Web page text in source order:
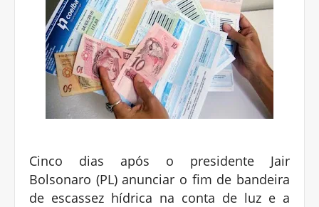
Cinco dias após o presidente Jair
Bolsonaro (PL) anunciar o fim de bandeira
de escassez hídrica na conta de luz e a